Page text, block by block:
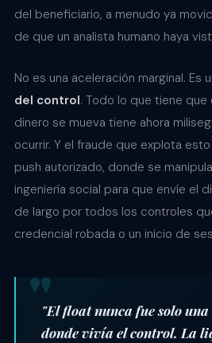
del beneficiario, a menudo ya
de que un analista humano haya
No es una aceleración marginal. Es
del control. Todo lo que tiene que
dinero se mueva tiene ahora
ocurrir. Y el fraude que explota
push autorizado, donde se
ingeniería social para que envíe el
de largo por todos los controles
credencial robada o un inicio de
"El float nunca fue solo
donde vivía el control. La